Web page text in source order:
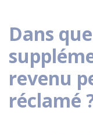
Dans
revenu
réclamé